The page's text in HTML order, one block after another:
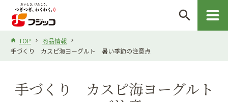
search
TOP
商品情報
手づくり カスピ海ヨーグルト 暑い季節の注意点
手づくり カスピ海ヨーグルト